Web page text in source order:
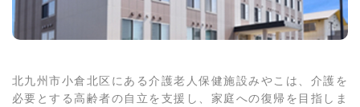
北九州市小倉北区にある介護老人保健施設みやこは、介護を
必要とする高齢者の自立を支援し、家庭への復帰を目指しま